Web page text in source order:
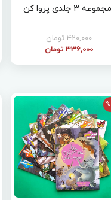
مجموعه 3 جلدی پروا کن
420,000 تومان
336,000 تومان